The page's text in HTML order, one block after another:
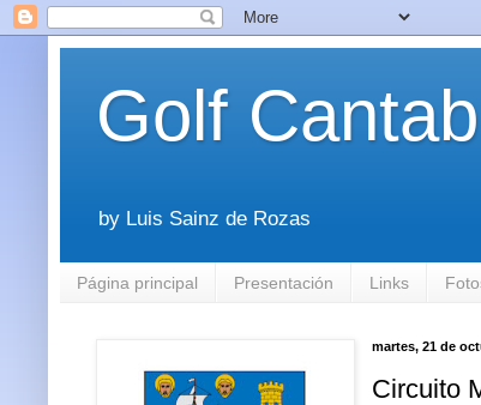
Golf
by Luis Sainz de Rozas
Página principal Presentación Links
martes, 21 de
Circuito